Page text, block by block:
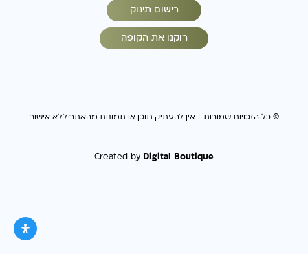
רישום תינוק
רוקנו את הקופה
© כל הזכויות שמורות - אין להעתיק תוכן או תמונות מהאתר ללא אישור
Created by Digital Boutique